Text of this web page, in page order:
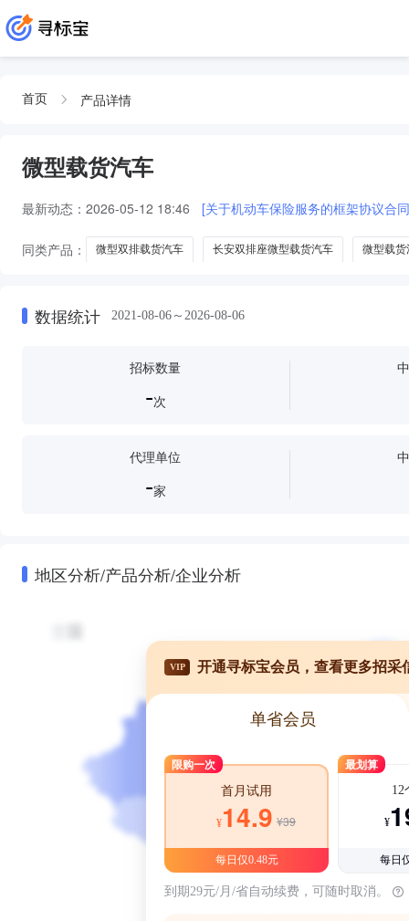
首页 产品详情
微型载货汽车
最新动态： 2026-05-12 18:46 [关于机动车保险服务的框架协议合
同类产品： 微型双排载货汽车 长安双排座微型载货汽车 微型载货
数据统计 2021-08-06～2026-08-06
招标数量
-次
代理单位
-家
地区分析/产品分析/企业分析
VIP 开通寻标宝会员，查看更多招采
单省会员
限购一次
首月试用
¥14.9 ¥39
每日仅0.48元
最划算
12
¥
每日
到期29元/月/省自动续费，可随时取消。